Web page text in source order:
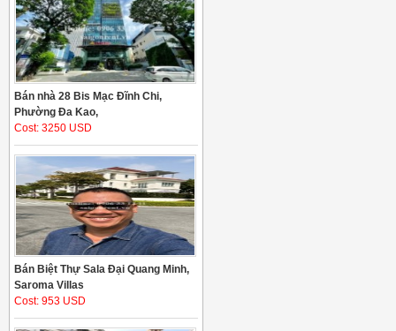
Bán nhà 28 Bis Mạc Đĩnh Chi,
Phường Đa Kao,
Cost: 3250 USD
Bán Biệt Thự Sala Đại Quang Minh,
Saroma Villas
Cost: 953 USD